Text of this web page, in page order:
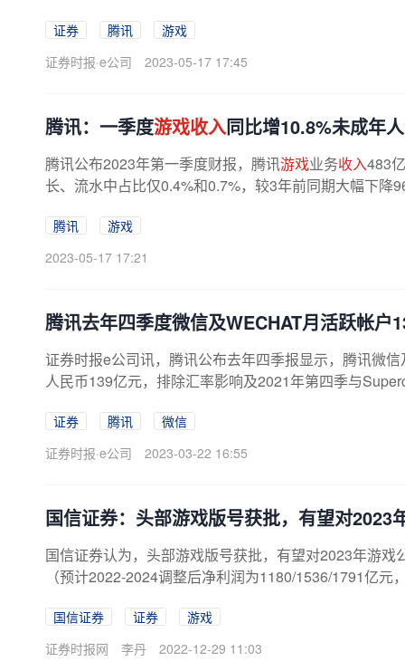
证券 腾讯
游戏
证券时报·e公司
2023-05-17 17:45
腾讯：一季度游戏收入同比增10.8%未成年
腾讯公布2023年第一季度财报，腾讯游戏业务收入483
长、流水中占比仅0.4%和0.7%，较3年前同期大幅下降
腾讯
游戏
2023-05-17 17:21
腾讯去年四季度微信及WECHAT月活跃帐户
证券时报e公司讯，腾讯公布去年四季报显示，腾讯微
人民币139亿元，排除汇率影响及2021年第四季与
证券 腾讯
微信
证券时报·e公司
2023-03-22 16:55
国信证券：头部游戏版号获批，有望对2023
国信证券认为，头部游戏版号获批，有望对2023年游戏
（预计2022-2024调整后净利润为1180/1536/1791亿
国信证券 证券
游戏
证券时报网
李丹 2022-12-29 11:03